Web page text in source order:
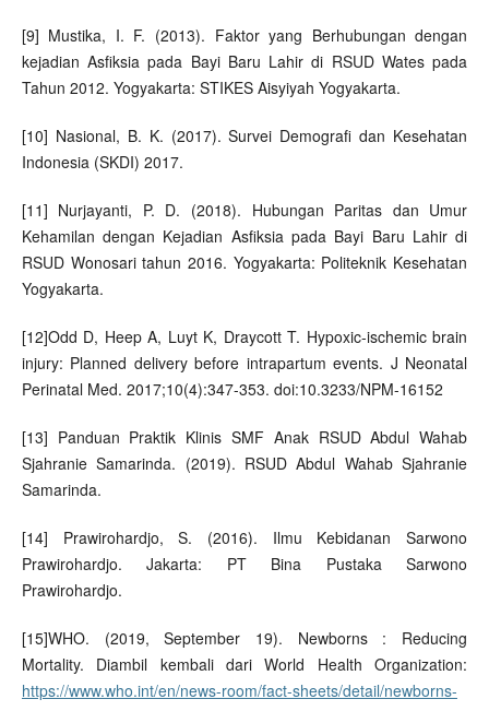
[9] Mustika, I. F. (2013). Faktor yang Berhubungan dengan
kejadian Asfiksia pada Bayi Baru Lahir di RSUD Wates pada
Tahun 2012. Yogyakarta: STIKES Aisyiyah Yogyakarta.
[10] Nasional, B. K. (2017). Survei Demografi dan Kesehatan
Indonesia (SKDI) 2017.
[11] Nurjayanti, P. D. (2018). Hubungan Paritas dan Umur
Kehamilan dengan Kejadian Asfiksia pada Bayi Baru Lahir di
RSUD Wonosari tahun 2016. Yogyakarta: Politeknik Kesehatan
Yogyakarta.
[12]Odd D, Heep A, Luyt K, Draycott T. Hypoxic-ischemic brain
injury: Planned delivery before intrapartum events. J Neonatal
Perinatal Med. 2017;10(4):347-353. doi:10.3233/NPM-16152
[13] Panduan Praktik Klinis SMF Anak RSUD Abdul Wahab
Sjahranie Samarinda. (2019). RSUD Abdul Wahab Sjahranie
Samarinda.
[14] Prawirohardjo, S. (2016). Ilmu Kebidanan Sarwono
Prawirohardjo. Jakarta: PT Bina Pustaka Sarwono
Prawirohardjo.
[15]WHO. (2019, September 19). Newborns : Reducing
Mortality. Diambil kembali dari World Health Organization:
https://www.who.int/en/news-room/fact-sheets/detail/newborns-